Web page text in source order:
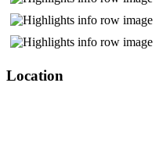
Location